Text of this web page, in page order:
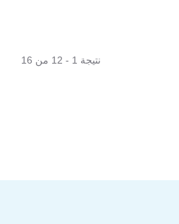
نتيجة 1 - 12 من 16